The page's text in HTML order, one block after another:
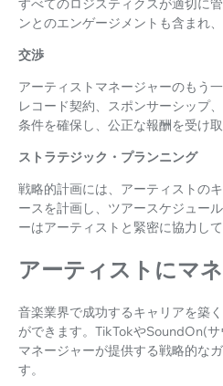
すべてのロジスティクスが適切に
ンとのエンゲージメントも含まれ
交渉
アーティストマネージャーのもう
レコード契約、スポンサーシップ
条件を確保し、公正な報酬を受け取
ストラテジック・プランニング
戦略的計画には、アーティストの
ースを計画し、ツアースケジュー
ーはアーティストと緊密に協力し
アーティストにマ
音楽業界で成功するキャリアを築
ができます。TikTokやSoundOn(
マネージャーが提供する戦略的な
す。